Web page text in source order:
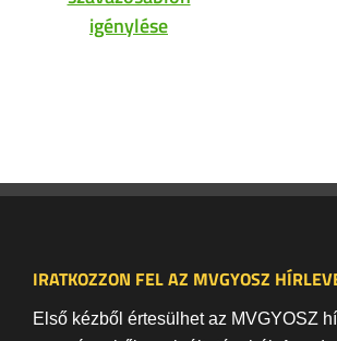
igénylése
IRATKOZZON FEL AZ MVGYOSZ
Első kézből értesülhet az MVGYOSZ